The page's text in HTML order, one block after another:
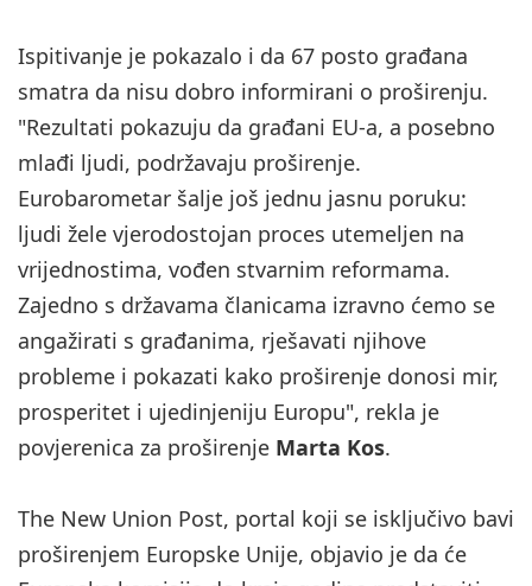
Ispitivanje je pokazalo i da 67 posto građana
smatra da nisu dobro informirani o proširenju.
"Rezultati pokazuju da građani EU-a, a posebno
mlađi ljudi, podržavaju proširenje.
Eurobarometar šalje još jednu jasnu poruku:
ljudi žele vjerodostojan proces utemeljen na
vrijednostima, vođen stvarnim reformama.
Zajedno s državama članicama izravno ćemo se
angažirati s građanima, rješavati njihove
probleme i pokazati kako proširenje donosi mir,
prosperitet i ujedinjeniju Europu", rekla je
povjerenica za proširenje Marta Kos.
The New Union Post, portal koji se isključivo bavi
proširenjem Europske Unije, objavio je da će